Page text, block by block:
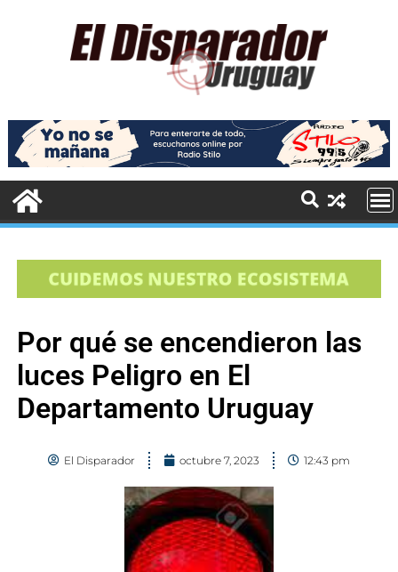
Por qué se encendieron las
luces Peligro en El
Departamento Uruguay
El Disparador octubre 7, 2023 12:43 pm